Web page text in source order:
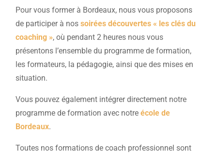
Pour vous former à Bordeaux, nous vous proposons
de participer à nossoirées découvertes « les clés du
coaching », où pendant 2 heures nous vous
présentons l’ensemble du programme de formation,
les formateurs, la pédagogie, ainsi que des mises en
situation.
Vous pouvez également intégrer directement notre
programme de formation avec notreécole de
Bordeaux.
Toutes nos formations de coach professionnel sont